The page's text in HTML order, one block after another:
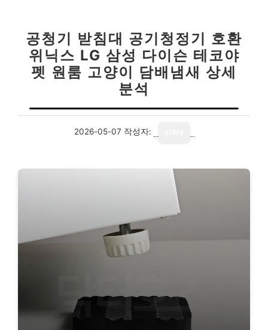
공청기 받침대 공기청정기 호환
위닉스 LG 삼성 다이슨 테코야
펫 원룸 고양이 담배냄새 상세
분석
2026-05-07 작성자: